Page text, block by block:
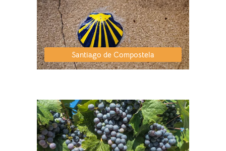
Santiago de Compostela